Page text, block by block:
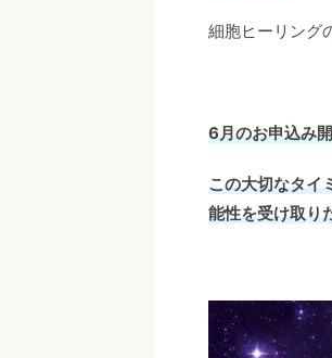
細胞ヒーリング
6月のお申込み
この大切なタイ
能性を受け取り